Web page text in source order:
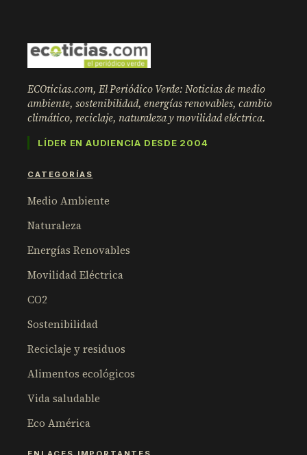
ECOticias.com, El Periódico Verde: Noticias de medio
ambiente, sostenibilidad, energías renovables, cambio
climático, reciclaje, naturaleza y movilidad eléctrica.
LÍDER EN AUDIENCIA DESDE 2004
CATEGORÍAS
Medio Ambiente
Naturaleza
Energías Renovables
Movilidad Eléctrica
CO2
Sostenibilidad
Reciclaje y residuos
Alimentos ecológicos
Vida saludable
Eco América